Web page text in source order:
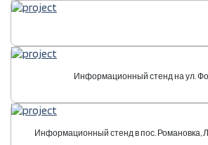
Информационный стенд на ул.
Информационный стенд в пос. Романовка,